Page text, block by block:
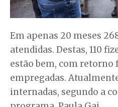
Em apenas 20 meses
atendidas. Destas, 110
estão bem, com
empregadas.
internadas, segundo a